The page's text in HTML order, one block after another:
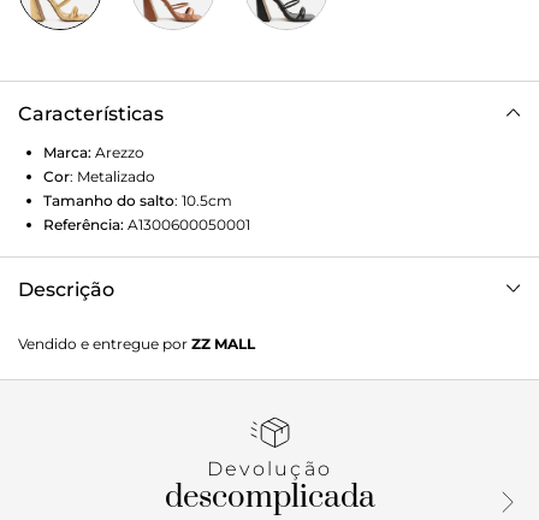
Características
Marca: Arezzo
Cor: Metalizado
Tamanho do salto: 10.5cm
Referência: A1300600050001
Descrição
quadrado. Traz duas tiras finas sobre os dedos e uma no
peito do pé. Aberta, possui tiras em torno do calcanhar e
palmilha da cor da sandália em matelassê e calcanheira lisa
Vendido e entregue por ZZ MALL
Devolução
descomplicada